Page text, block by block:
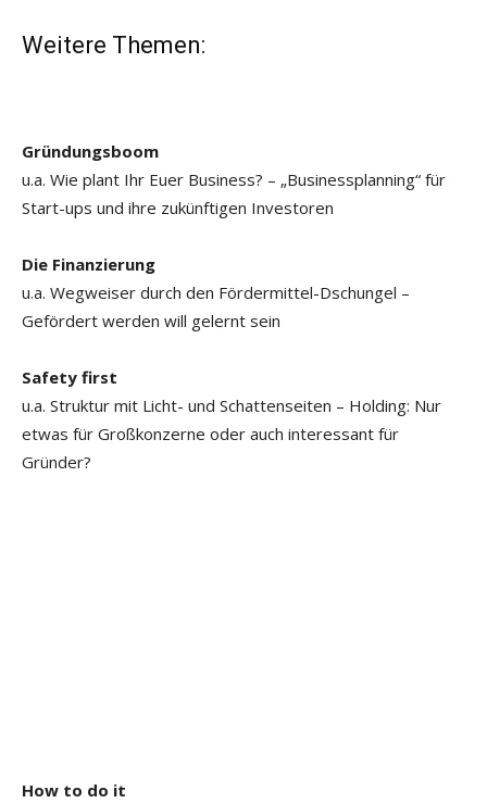
Weitere Themen:
Gründungsboom
u.a. Wie plant Ihr Euer Business? – „Businessplanning“ für
Start-ups und ihre zukünftigen Investoren
Die Finanzierung
u.a. Wegweiser durch den Fördermittel-Dschungel –
Gefördert werden will gelernt sein
Safety first
u.a. Struktur mit Licht- und Schattenseiten – Holding: Nur
etwas für Großkonzerne oder auch interessant für
Gründer?
How to do it